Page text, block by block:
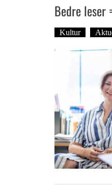
Bedre leser
Kultur